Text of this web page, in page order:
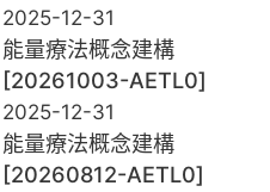
2025-12-31
能量療法概念建構
[20261003-AETL0]
2025-12-31
能量療法概念建構
[20260812-AETL0]